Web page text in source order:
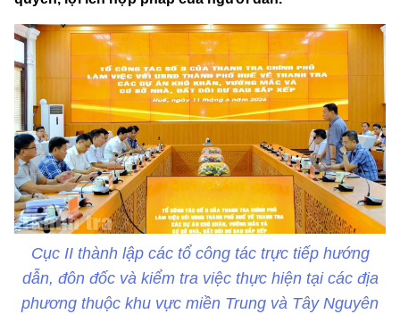
Cục II thành lập các tổ công tác trực tiếp hướng
dẫn, đôn đốc và kiểm tra việc thực hiện tại các địa
phương thuộc khu vực miền Trung và Tây Nguyên